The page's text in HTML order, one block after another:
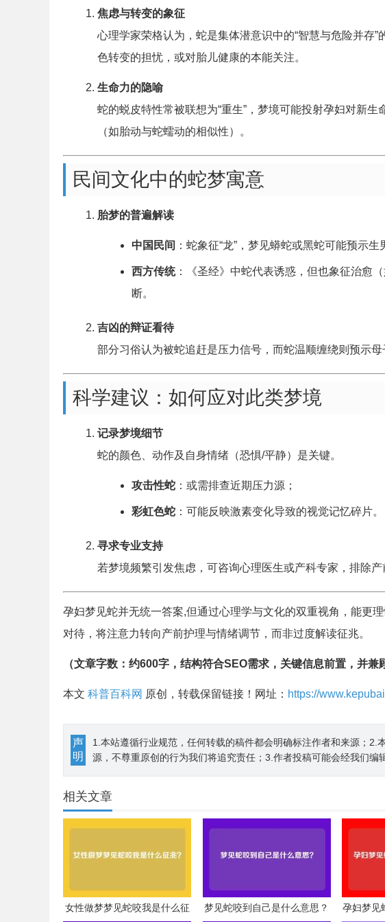
焦虑与转变的象征
心理学家荣格认为，蛇是集体潜意识中的“智慧与危险并存
色转变的担忧，或对胎儿健康的本能关注。
生命力的隐喻
蛇的蜕皮特性常被联想为“重生”，梦境可能投射孕妇对新
（如胎动与蛇蠕动的相似性）。
民间文化中的蛇梦寓意
胎梦的普遍解读
中国民间 ：蛇象征“龙”，梦见蟒蛇或黑蛇可能预示
西方传统：《圣经》中蛇代表诱惑，但也象征治愈
断。
吉凶的辩证看待
部分习俗认为被蛇追赶是压力信号，而蛇温顺缠绕则预示母
科学建议：如何应对此类梦境
记录梦境细节
蛇的颜色、动作及自身情绪（恐惧/平静）是关键。
攻击性蛇 ：或需排查近期压力源；
彩虹色蛇 ：可能反映激素变化导致的视觉记忆碎片。
寻求专业支持
若梦境频繁引发焦虑，可咨询心理医生或产科专家，排除产
孕妇梦见蛇并无统一答案,但通过心理学与文化的双重视角，能更
对待，将注意力转向产前护理与情绪调节，而非过度解读征兆。
（文章字数：约600字，结构符合SEO需求，关键信息前置，并兼
本文 科普百科网 原创，转载保留链接！网址： https://
声
明
1.本站遵循行业规范，任何转载的稿件都会明确标注作者和来源；2.
源，不尊重原创的行为我们将追究责任；3.作者投稿可能会经我们编
相关文章
女性做梦梦见蛇咬我是什么征
梦见蛇咬到自己是什么意思？
孕妇梦见